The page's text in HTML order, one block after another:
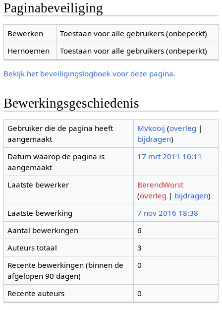
Paginabeveiliging
Bewerken
Toestaan voor alle gebruikers (onbeperkt)
Hernoemen
Toestaan voor alle gebruikers (onbeperkt)
Bekijk het beveiligingslogboek voor deze pagina.
Bewerkingsgeschiedenis
Gebruiker die de pagina heeft
aangemaakt
Mvkooij (overleg |
bijdragen)
Datum waarop de pagina is
aangemaakt
17 mrt 2011 10:11
Laatste bewerker
BerendWorst
(overleg | bijdragen)
Laatste bewerking
7 nov 2016 18:38
Aantal bewerkingen
6
Auteurs totaal
3
Recente bewerkingen (binnen de
afgelopen 90 dagen)
0
Recente auteurs 0